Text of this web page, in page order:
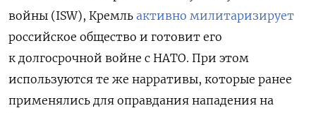
войны (ISW), Кремль активно милитаризирует
российское общество и готовит его
к долгосрочной войне с НАТО. При этом
используются те же нарративы, которые ранее
применялись для оправдания нападения на